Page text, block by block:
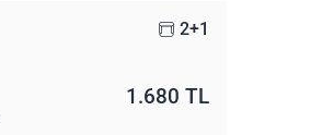
2+1
1.680 TL